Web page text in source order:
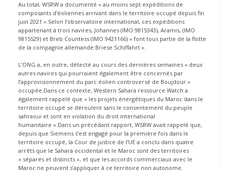
Au total, WSRW a documenté « au moins sept expéditions de
composants d’éoliennes arrivant dans le territoire occupé depuis fin
juin 2021 ».Selon l’observatoire international, ces expéditions
appartenant à trois navires, Johannes (IMO 9815343), Aramis, (IMO
9815529) et Breb Countess (IMO 9421166) « font tous partie de la flotte
de la compagnie allemande Briese Schiffahrt ».
L’ONG a, en outre, détecté au cours des dernières semaines « deux
autres navires qui pourraient également être concernés par
l’approvisionnement du parc éolien controversé de Boujdour »
occupée.Dans ce contexte, Western Sahara ressource Watch a
également rappelé que « les projets énergétiques du Maroc dans le
territoire occupé se déroulent sans le consentement du peuple
sahraoui et sont en violation du droit international
humanitaire ».Dans un précédant rapport, WSRW avait rappelé que,
depuis que Siemens s’est engagé pour la première fois dans le
territoire occupé, la Cour de justice de l’UE a conclu dans quatre
arrêts que le Sahara occidental et le Maroc sont des territoires
« séparés et distincts », et que les accords commerciaux avec le
Maroc ne peuvent s’appliquer à ce territoire non autonome.